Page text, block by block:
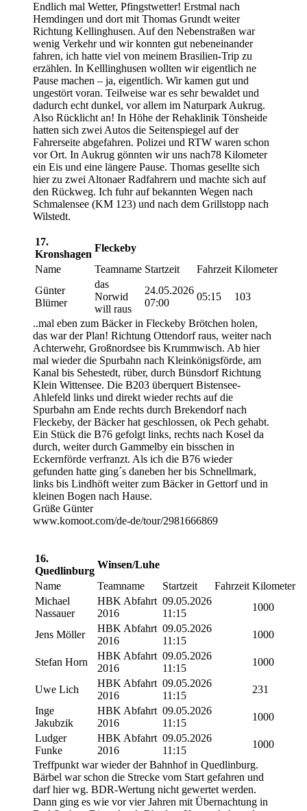
Endlich mal Wetter, Pfingstwetter! Erstmal nach
Hemdingen und dort mit Thomas Grundt weiter
Richtung Kellinghusen. Auf den Nebenstraßen war
wenig Verkehr und wir konnten gut nebeneinander
fahren, ich hatte viel von meinem Brasilien-Trip zu
erzählen. In Kelllinghusen wollten wir eigentlich ne
Pause machen – ja, eigentlich. Wir kamen gut und
ungestört voran. Teilweise war es sehr bewaldet und
dadurch echt dunkel, vor allem im Naturpark Aukrug.
Also Rücklicht an! In Höhe der Rehaklinik Tönsheide
hatten sich zwei Autos die Seitenspiegel auf der
Fahrerseite abgefahren. Polizei und RTW waren schon
vor Ort. In Aukrug gönnten wir uns nach78 Kilometer
ein Eis und eine längere Pause. Thomas gesellte sich
hier zu zwei Altonaer Radfahrern und machte sich auf
den Rückweg. Ich fuhr auf bekannten Wegen nach
Schmalensee (KM 123) und nach dem Grillstopp nach
Wilstedt.
17.
Kronshagen
Fleckeby
Name
Teamname Startzeit Fahrzeit Kilometer
Günter
Blümer
das
Norwid
will raus
24.05.2026
07:00
05:15 103
..mal eben zum Bäcker in Fleckeby Brötchen holen,
das war der Plan! Richtung Ottendorf raus, weiter nach
Achterwehr, Großnordsee bis Krummwisch. Ab hier
mal wieder die Spurbahn nach Kleinkönigsförde, am
Kanal bis Sehestedt, rüber, durch Bünsdorf Richtung
Klein Wittensee. Die B203 überquert Bistensee-
Ahlefeld links und direkt wieder rechts auf die
Spurbahn am Ende rechts durch Brekendorf nach
Fleckeby, der Bäcker hat geschlossen, ok Pech gehabt.
Ein Stück die B76 gefolgt links, rechts nach Kosel da
durch, weiter durch Gammelby ein bisschen in
Eckernförde verfranzt. Als ich die B76 wieder
gefunden hatte ging´s daneben her bis Schnellmark,
links bis Lindhöft weiter zum Bäcker in Gettorf und in
kleinen Bogen nach Hause.
Grüße Günter
www.komoot.com/de-de/tour/2981666869
16.
Quedlinburg
Winsen/Luhe
Name
Teamname Startzeit Fahrzeit Kilometer
Michael
Nassauer
HBK Abfahrt
2016
09.05.2026
11:15
1000
Jens Möller
HBK Abfahrt
2016
09.05.2026
11:15
1000
Stefan Horn
HBK Abfahrt
2016
09.05.2026
11:15
1000
Uwe Lich
HBK Abfahrt
2016
09.05.2026
11:15
231
Inge
Jakubzik
HBK Abfahrt
2016
09.05.2026
11:15
1000
Ludger
Funke
HBK Abfahrt
2016
09.05.2026
11:15
1000
Treffpunkt war wieder der Bahnhof in Quedlinburg.
Bärbel war schon die Strecke vom Start gefahren und
darf hier wg. BDR-Wertung nicht gewertet werden.
Dann ging es wie vor vier Jahren mit Übernachtung in